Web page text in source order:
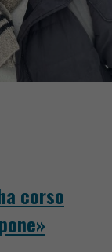
corso